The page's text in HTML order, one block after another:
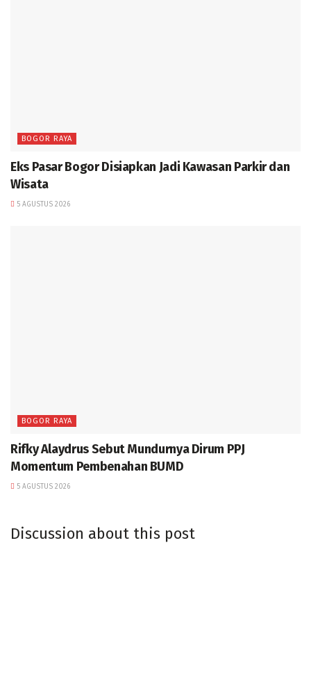
BOGOR RAYA
Eks Pasar Bogor Disiapkan Jadi Kawasan Parkir dan
Wisata
5 AGUSTUS 2026
BOGOR RAYA
Rifky Alaydrus Sebut Mundurnya Dirum PPJ
Momentum Pembenahan BUMD
5 AGUSTUS 2026
Discussion about this post